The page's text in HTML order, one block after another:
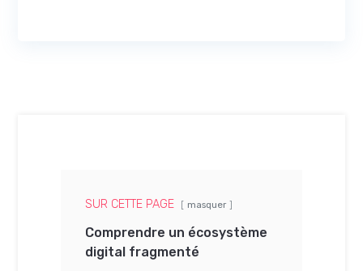
SUR CETTE PAGE masquer
Comprendre un écosystème
digital fragmenté